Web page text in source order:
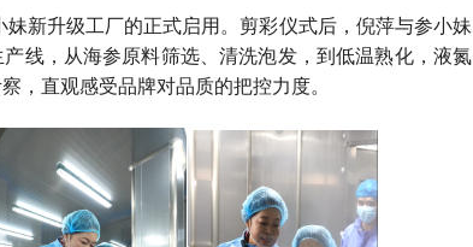
新升级工厂的正式启用。剪彩仪式后，倪萍与参小妹
线，从海参原料筛选、清洗泡发，到低温熟化，液氮
，直观感受品牌对品质的把控力度。